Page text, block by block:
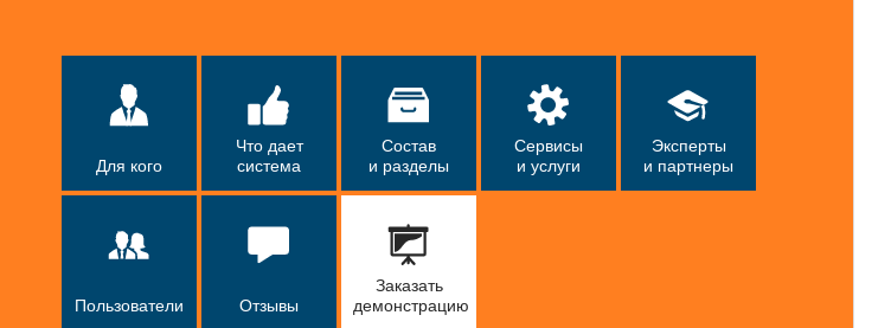
Для кого
Что дает
система
Состав
и разделы
Сервисы
и услуги
Эксперты
и партнеры
Пользователи Отзывы
Заказать
демонстрацию